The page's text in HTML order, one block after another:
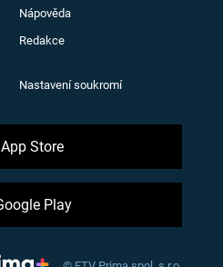
Nápověda
Redakce
Nastavení soukromí
App Store
Play